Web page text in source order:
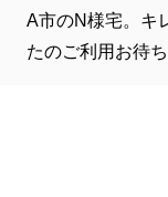
A市のN様宅。キ
たのご利用お待